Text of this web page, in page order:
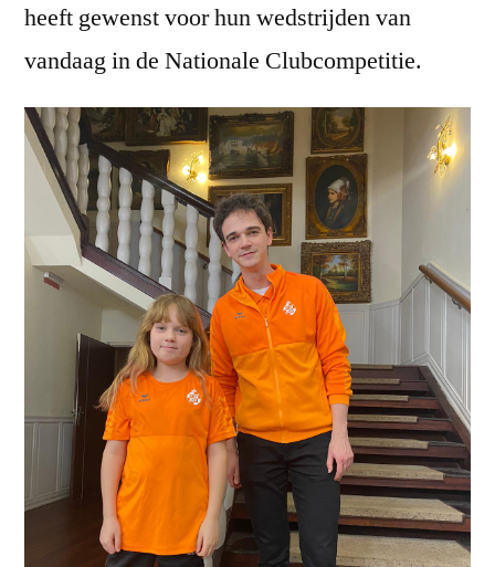
heeft gewenst voor hun wedstrijden van
vandaag in de Nationale Clubcompetitie.